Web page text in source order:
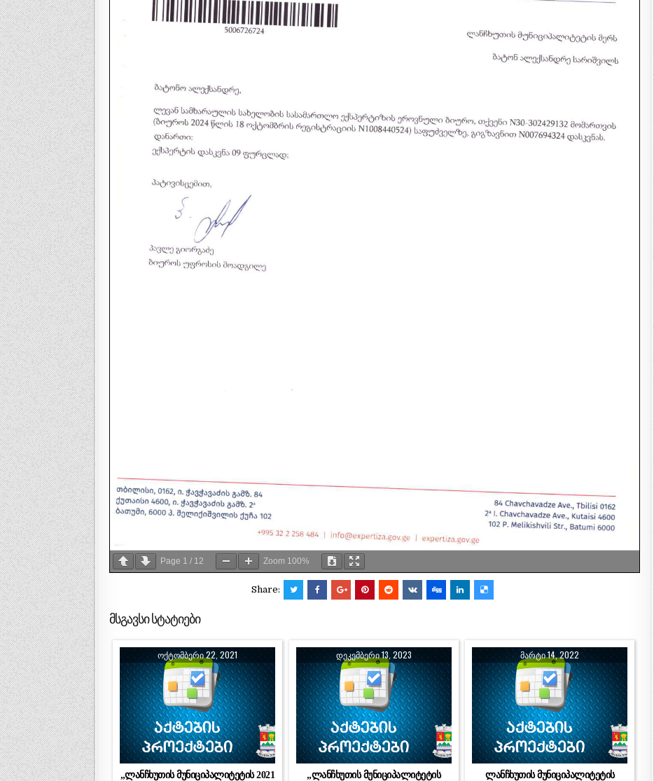
Page 1 / 12 Zoom 100%
Share:
მსგავსი სტატიები
ᲝᲥᲢᲝᲛᲑᲔᲠᲘ 22, 2021
„ლანჩხუთის მუნიციპალიტეტის 2021
ᲓᲔᲙᲔᲛᲑᲔᲠᲘ 13, 2023
„ლანჩხუთის მუნიციპალიტეტის
ᲛᲐᲠᲢᲘ 14, 2022
ლანჩხუთის მუნიციპალიტეტის